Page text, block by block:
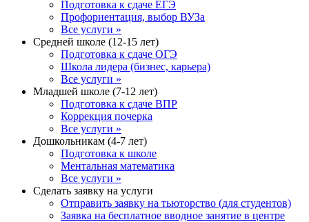
Подготовка к сдаче ЕГЭ
Профориентация, выбор ВУЗа
Все услуги »
Средней школе (12-15 лет)
Подготовка к сдаче ОГЭ
Школа лидера (бизнес, карьера)
Все услуги »
Младшей школе (7-12 лет)
Подготовка к сдаче ВПР
Коррекция почерка
Все услуги »
Дошкольникам (4-7 лет)
Подготовка к школе
Ментальная математика
Все услуги »
Сделать заявку на услуги
Отправить заявку на тьюторство (для студентов)
Заявка на бесплатное вводное занятие в центре